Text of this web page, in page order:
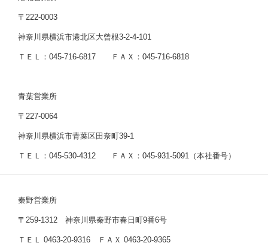
〒222-0003
神奈川県横浜市港北区大曾根3-2-4-101
ＴＥＬ：045-716-6817 ＦＡＸ：045-716-6818
青葉営業所
〒227-0064
神奈川県横浜市青葉区田奈町39-1
ＴＥＬ：045-530-4312 ＦＡＸ：045-931-5091（本社番号）
秦野営業所
〒259-1312 神奈川県秦野市春日町9番6号
ＴＥＬ 0463-20-9316 ＦＡＸ 0463-20-9365